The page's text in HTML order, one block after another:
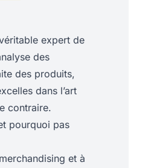
expert de
des
des produits,
dans l’art
contraire.
pourquoi pas
et à